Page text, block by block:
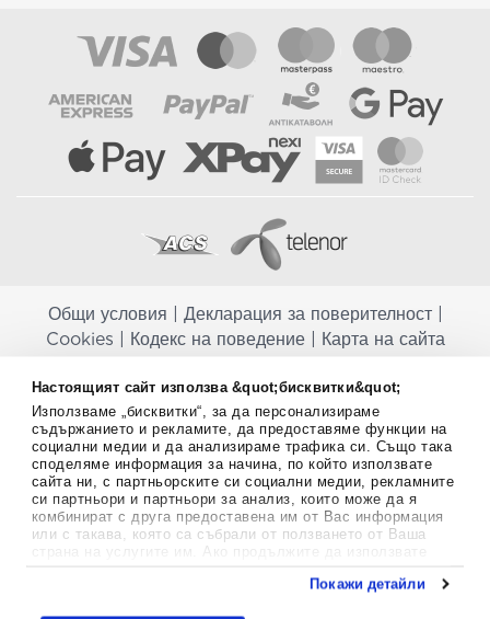
Настоящият сайт използва &quot;бисквитки&quot;
Използваме „бисквитки“, за да персонализираме
съдържанието и рекламите, да предоставяме функции на
социални медии и да анализираме трафика си. Също така
споделяме информация за начина, по който използвате
сайта ни, с партньорските си социални медии, рекламните
си партньори и партньори за анализ, които може да я
комбинират с друга предоставена им от Вас информация
или с такава, която са събрали от ползването от Ваша
страна на услугите им. Ако продължите да използвате
Покажи детайли
Общи условия Декларация за поверителност|
Cookies
Кодекс на поведение| Карта на сайта
заместват балансираната диета и не са предназначени за
профилактика, лечение или лечение на човешки заболявания.
Консултирайте се с Вашия лекар, ако сте бременна, кърмите,
приемате лекарства или имате някакви здравословни проблеми,
преди да използвате някаква хранителна добавка. Непрекъснато се
стремим да ви предоставяме точна и валидна информация. Ако
имате някакви въпроси или коментари относно тях, моля свържете
се с нас.
2012-2026 - All rights Reserved.